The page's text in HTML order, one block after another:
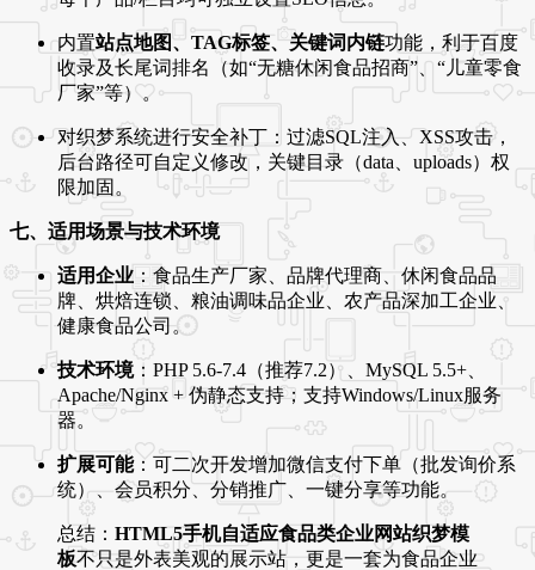
内置站点地图、TAG标签、关键词内链功能，利于百度
收录及长尾词排名（如“无糖休闲食品招商”、“儿童零食
厂家”等）。
对织梦系统进行安全补丁：过滤SQL注入、XSS攻击，
后台路径可自定义修改，关键目录（data、uploads）权
限加固。
七、适用场景与技术环境
适用企业 ：食品生产厂家、品牌代理商、休闲食品品
牌、烘焙连锁、粮油调味品企业、农产品深加工企业、
健康食品公司。
技术环境：PHP 5.6-7.4（推荐7.2）、MySQL 5.5+、
Apache/Nginx + 伪静态支持；支持Windows/Linux服务
器。
扩展可能：可二次开发增加微信支付下单（批发询价系
统）、会员积分、分销推广、一键分享等功能。
总结： HTML5手机自适应食品类企业网站织梦模
板不只是外表美观的展示站，更是一套为食品企业